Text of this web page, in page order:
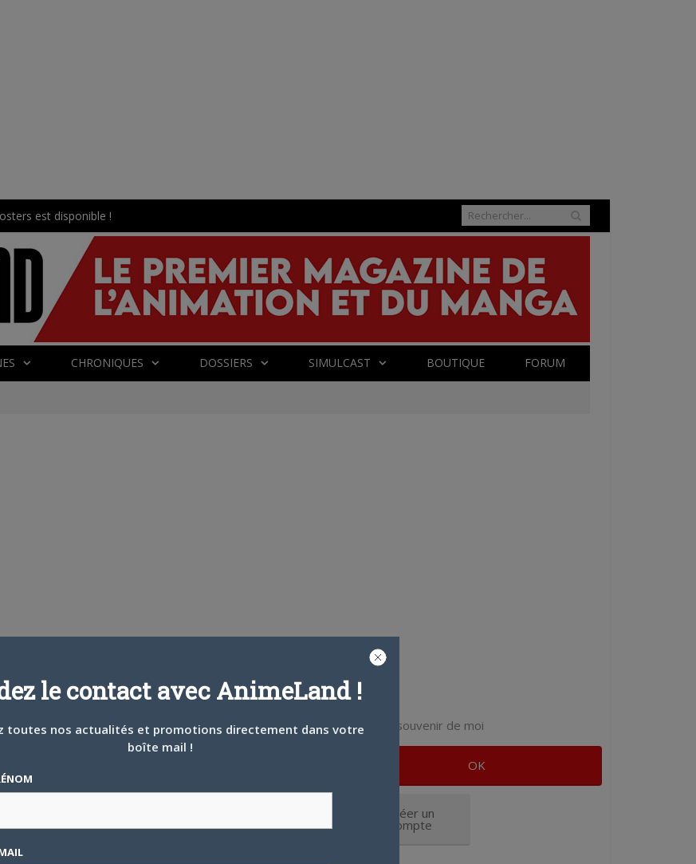
est disponible !
CHRONIQUES DOSSIERS SIMULCAST BOUTIQUE FORUM
Se souvenir de moi
Créer un
compte
le contact avec AnimeLand !
toutes nos actualités et promotions directement dans votre
boîte mail !